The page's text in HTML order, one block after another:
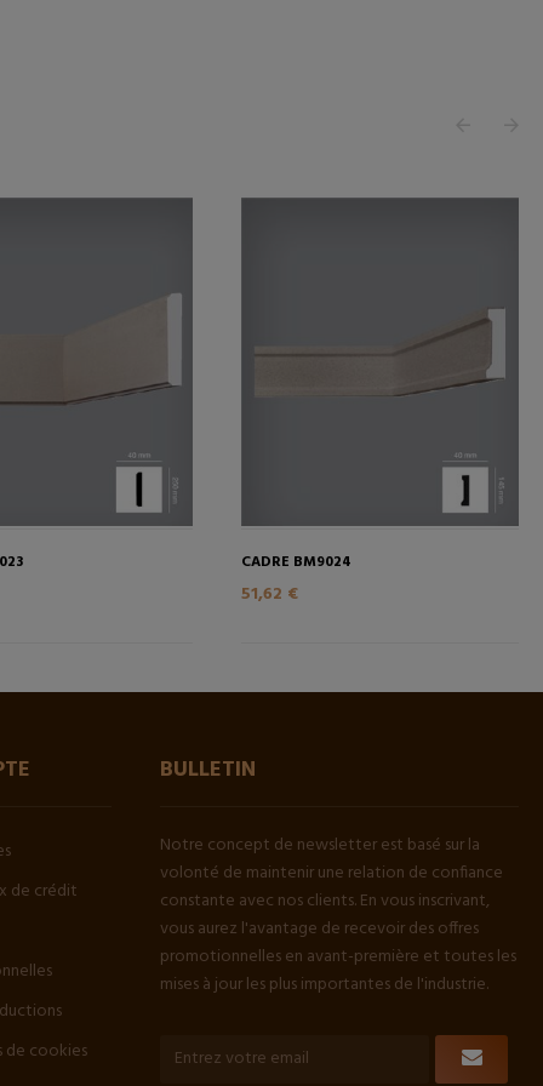
CADRE BM9024
51,62 €
de crédit
de cookies
BULLETIN
Notre concept de newsletter est basé sur la
volonté de maintenir une relation de confiance
constante avec nos clients. En vous inscrivant,
vous aurez l'avantage de recevoir des offres
promotionnelles en avant-première et toutes les
mises à jour les plus importantes de l'industrie.